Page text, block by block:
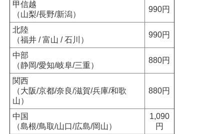
甲信越
（山梨/長野/新潟）
990円
北陸
（福井 / 富山 / 石川）
990円
中部
（静岡/愛知/岐阜/三重）
880円
関西
（大阪/京都/奈良/滋賀/兵庫/和歌
山）
880円
中国
（島根/鳥取/山口/広島/岡山）
1,090
円